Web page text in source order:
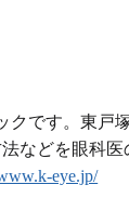
です。東戸
などを眼科医
eye.jp/